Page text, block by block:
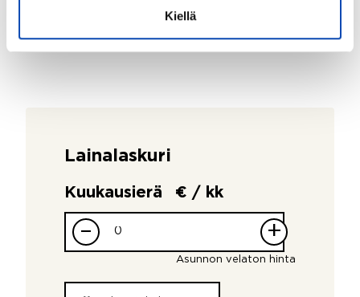
Kiellä
Lainalaskuri
Kuukausierä € / kk
– +
Asunnon velaton hinta